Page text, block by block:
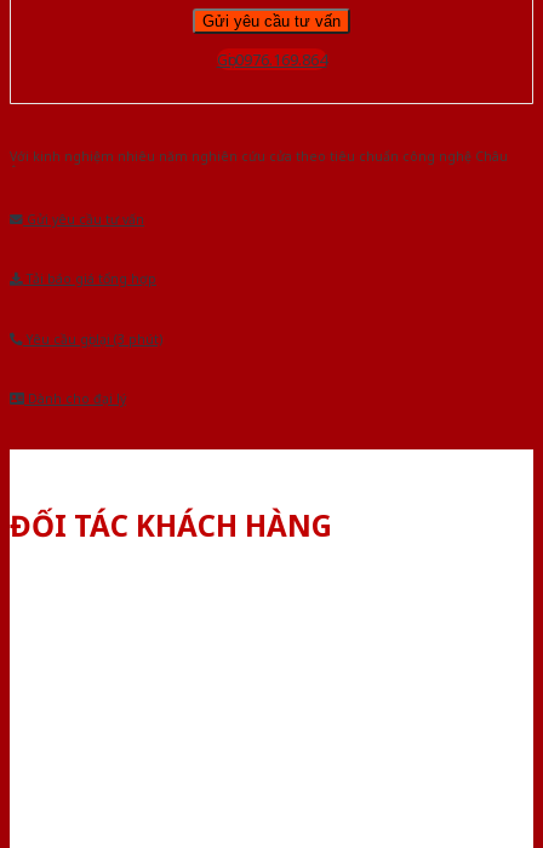
Gọi 0976.169.864
Với kinh nghiệm nhiêu năm nghiên cứu cửa theo tiêu chuẩn công nghệ Châu
Gửi yêu cầu tư vấn
Tải báo giá tổng hợp
Yêu cầu gọi lại (3 phút)
Dành cho đại lý
ĐỐI TÁC KHÁCH HÀNG